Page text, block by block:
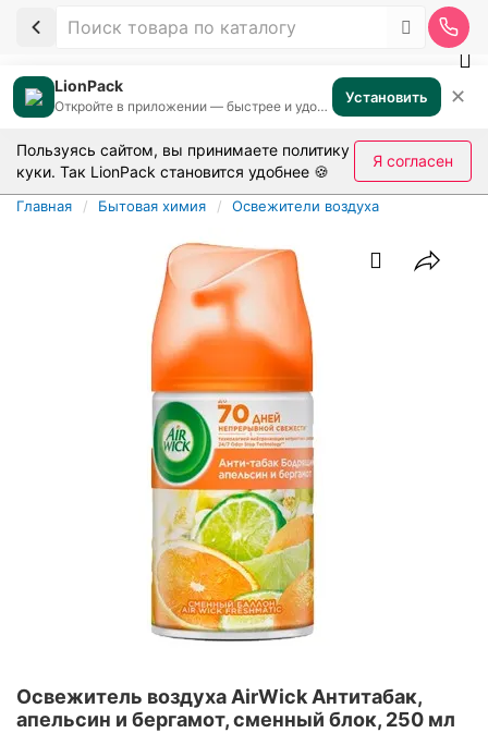
LionPack
Откройте в приложении — быстрее и удобнее Установить ✕
Пользуясь сайтом, вы принимаете политику
куки. Так LionPack становится удобнее 🍪
Я согласен
Главная Бытовая химия Освежители воздуха
Освежитель воздуха AirWick Антитабак,
апельсин и бергамот, сменный блок, 250 мл